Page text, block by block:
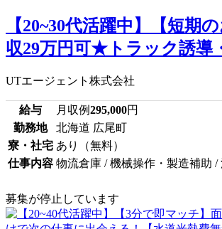
【20~30代活躍中】【短期
収29万円可★トラック誘導
UTエージェント株式会社
給与 月収例295,000円
勤務地
北海道 広尾町
寮・社宅 あり（無料）
仕事内容 物流倉庫 / 機械操作・製造補助 /
募集が停止しています